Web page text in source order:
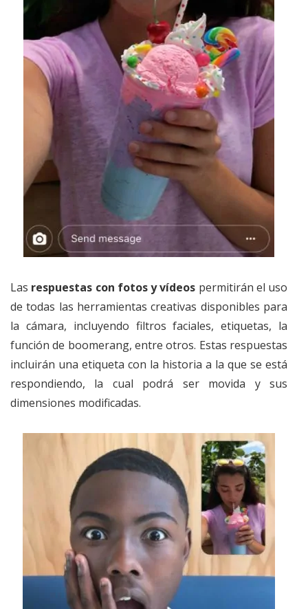
Las respuestas con fotos y vídeos permitirán el uso
de todas las herramientas creativas disponibles para
la cámara, incluyendo filtros faciales, etiquetas, la
función de boomerang, entre otros. Estas respuestas
incluirán una etiqueta con la historia a la que se está
respondiendo, la cual podrá ser movida y sus
dimensiones modificadas.